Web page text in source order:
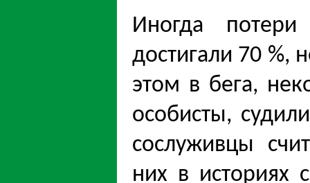
Иногда
достигали 70 %,
этом в бега,
особисты,
сослуживцы
них в историях